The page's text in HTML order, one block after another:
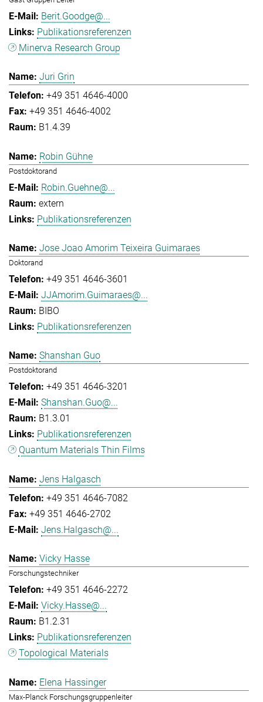
Berit.Goodge@...
Publikationsreferenzen
Minerva Research Group
Juri Grin
+49 351 4646-4000
+49 351 4646-4002
B1.4.39
Robin Gühne
Postdoktorand
Robin.Guehne@...
extern
Publikationsreferenzen
Jose Joao Amorim Teixeira Guimaraes
Doktorand
+49 351 4646-3601
JJAmorim.Guimaraes@...
BIBO
Publikationsreferenzen
Shanshan Guo
Postdoktorand
+49 351 4646-3201
Shanshan.Guo@...
B1.3.01
Publikationsreferenzen
Quantum Materials Thin Films
Jens Halgasch
+49 351 4646-7082
+49 351 4646-2702
Jens.Halgasch@...
Vicky Hasse
Forschungstechniker
+49 351 4646-2272
Vicky.Hasse@...
B1.2.31
Publikationsreferenzen
Topological Materials
Elena Hassinger
Max-Planck Forschungsgruppenleiter